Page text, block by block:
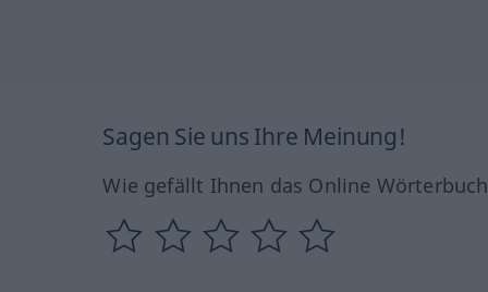
Sagen Sie uns Ihre Meinung!
Wie gefällt Ihnen das Online